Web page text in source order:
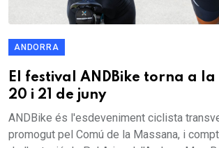
ANDORRA
El festival ANDBike torna a la
20 i 21 de juny
ANDBike és l'esdeveniment ciclista
promogut pel Comú de la Massana, i